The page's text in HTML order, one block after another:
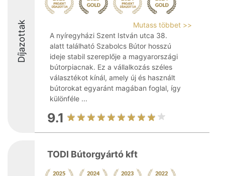
Díjazottak
Mutass többet >>
A nyíregyházi Szent István utca 38.
alatt található Szabolcs Bútor hosszú
ideje stabil szereplője a magyarországi
bútorpiacnak. Ez a vállalkozás széles
választékot kínál, amely új és használt
bútorokat egyaránt magában foglal, így
különféle ...
9.1
TODI Bútorgyártó kft